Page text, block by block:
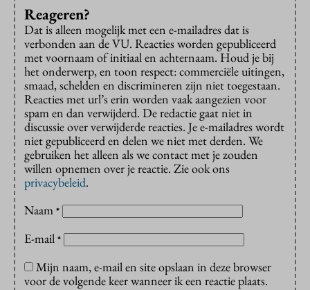
Reageren?
Dat is alleen mogelijk met een e-mailadres dat is
verbonden aan de VU. Reacties worden gepubliceerd
met voornaam of initiaal en achternaam. Houd je bij
het onderwerp, en toon respect: commerciële uitingen,
smaad, schelden en discrimineren zijn niet toegestaan.
Reacties met url’s erin worden vaak aangezien voor
spam en dan verwijderd. De redactie gaat niet in
discussie over verwijderde reacties. Je e-mailadres wordt
niet gepubliceerd en delen we niet met derden. We
gebruiken het alleen als we contact met je zouden
willen opnemen over je reactie. Zie ook ons
privacybeleid.
Naam *
E-mail *
Mijn naam, e-mail en site opslaan in deze browser
voor de volgende keer wanneer ik een reactie plaats.